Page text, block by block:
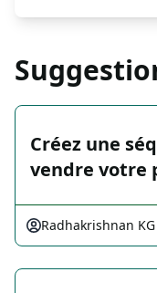
Créez une
vendre votre
Radhakrishnan KG